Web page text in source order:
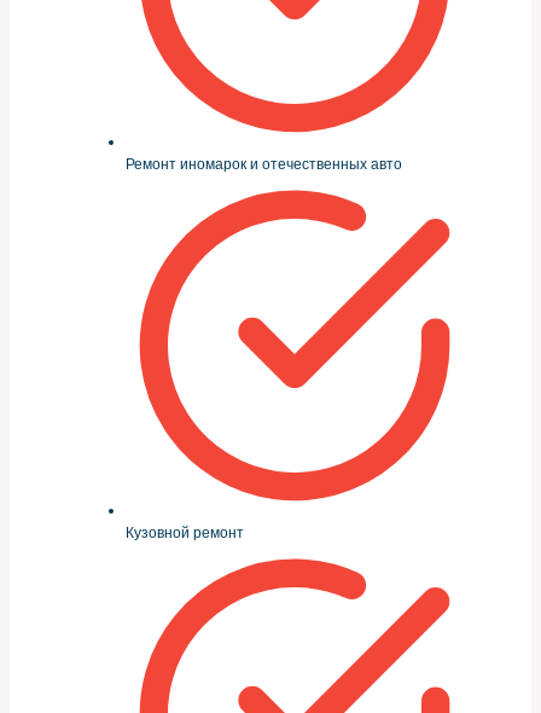
Ремонт иномарок и отечественных авто
Кузовной ремонт